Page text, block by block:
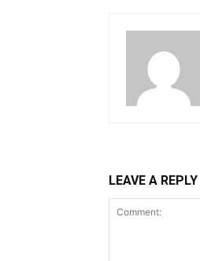
LEAVE A REPLY